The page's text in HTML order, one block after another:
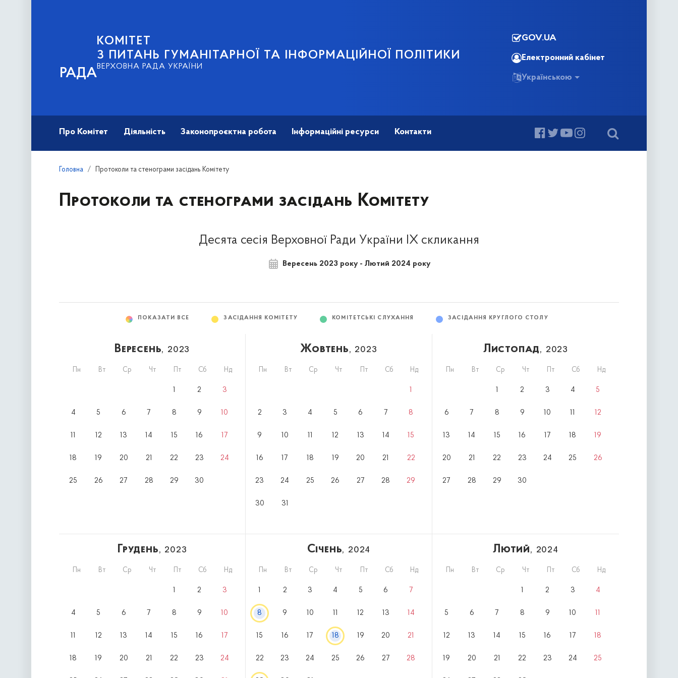
РАДА
КОМІТЕТ
З ПИТАНЬ ГУМАНІТАРНОЇ ТА ІНФОРМАЦІЙНОЇ ПОЛІТИКИ
ВЕРХОВНА РАДА УКРАЇНИ
GOV.UA
Електронний кабінет
Українською
Про Комітет Діяльність Законопроєктна робота Інформаційні ресурси Контакти
Головна Протоколи та стенограми засідань Комітету
Протоколи та стенограми засідань Комітету
Десята сесія Верховної Ради України IX скликання
Вересень 2023 року - Лютий 2024 року
ПОКАЗАТИ ВСЕ ЗАСІДАННЯ КОМІТЕТУ КОМІТЕТСЬКІ СЛУХАННЯ ЗАСІДАННЯ КРУГЛОГО СТОЛУ
Вересень, 2023
Пн Вт Ср Чт Пт Сб Нд
1 2 3
4 5 6 7 8 9 10
11 12 13 14 15 16 17
18 19 20 21 22 23 24
25 26 27 28 29 30
Жовтень, 2023
Пн Вт Ср Чт Пт Сб Нд
1
2 3 4 5 6 7 8
9 10 11 12 13 14 15
16 17 18 19 20 21 22
23 24 25 26 27 28 29
30 31
Листопад, 2023
Пн Вт Ср Чт Пт Сб Нд
1 2 3 4 5
6 7 8 9 10 11 12
13 14 15 16 17 18 19
20 21 22 23 24 25 26
27 28 29 30
Грудень, 2023
Пн Вт Ср Чт Пт Сб Нд
1 2 3
4 5 6 7 8 9 10
11 12 13 14 15 16 17
18 19 20 21 22 23 24
Січень, 2024
Пн Вт Ср Чт Пт Сб Нд
1 2 3 4 5 6 7
8 9 10 11 12 13 14
15 16 17 18 19 20 21
22 23 24 25 26 27 28
Лютий, 2024
Пн Вт Ср Чт Пт Сб Нд
1 2 3 4
5 6 7 8 9 10 11
12 13 14 15 16 17 18
19 20 21 22 23 24 25